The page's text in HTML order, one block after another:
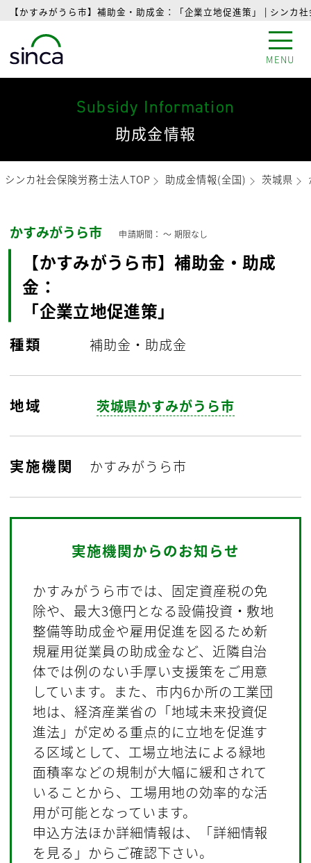
【かすみがうら市】補助金・助成金：「企業立地促進策」 | シンカ
MENU
Subsidy Information
助成金情報
シンカ社会保険労務士法人TOP 助成金情報(全国) 茨城県
かすみがうら市 申請期間： 〜 期限なし
【かすみがうら市】補助金・助成
金：
「企業立地促進策」
種類 補助金・助成金
地域 茨城県かすみがうら市
実施機関 かすみがうら市
実施機関からのお知らせ
かすみがうら市では、固定資産税の免
除や、最大3億円となる設備投資・敷地
整備等助成金や雇用促進を図るため新
規雇用従業員の助成金など、近隣自治
体では例のない手厚い支援策をご用意
しています。また、市内6か所の工業団
地は、経済産業省の「地域未来投資促
進法」が定める重点的に立地を促進す
る区域として、工場立地法による緑地
面積率などの規制が大幅に緩和されて
いることから、工場用地の効率的な活
用が可能となっています。
申込方法ほか詳細情報は、「詳細情報
を見る」からご確認下さい。